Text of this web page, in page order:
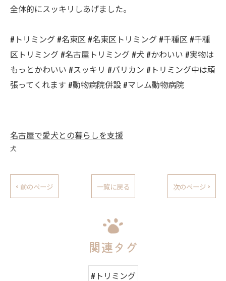
全体的にスッキリしあげました。
#トリミング #名東区 #名東区トリミング #千種区 #千種
区トリミング #名古屋トリミング #犬 #かわいい #実物は
もっとかわいい #スッキリ #バリカン #トリミング中は頑
張ってくれます #動物病院併設 #マレム動物病院
名古屋で愛犬との暮らしを支援
犬
< 前のページ 一覧に戻る 次のページ >
関連タグ
#トリミング